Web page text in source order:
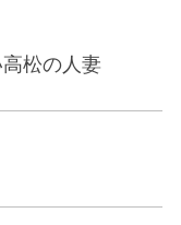
松の人妻